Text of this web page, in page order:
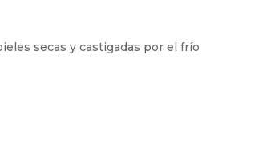
secas y castigadas por el frío